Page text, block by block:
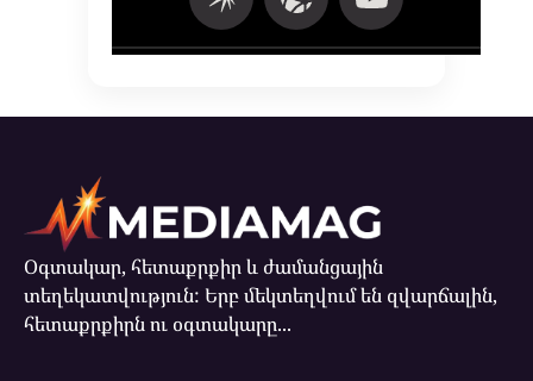
Օգտակար, հետաքրքիր և ժամանցային
տեղեկատվություն: Երբ մեկտեղվում են զվարճալին,
հետաքրքիրն ու օգտակարը...